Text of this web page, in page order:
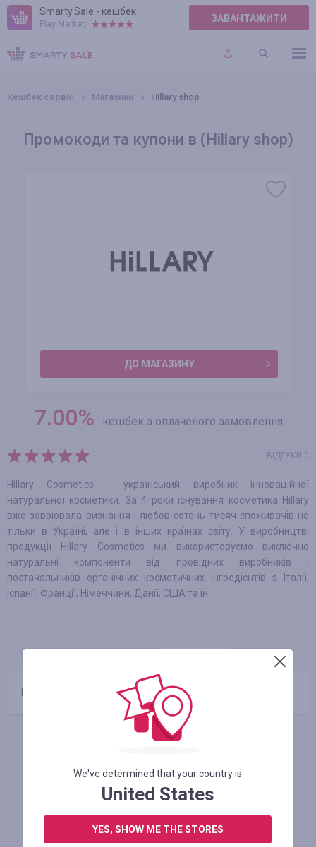
Smarty.Sale - кешбек
Play Market: ЗАВАНТАЖИТИ
ПРАВИЛА
ПЛАГІНИ
Кешбек сервіс Магазини Hillary shop
Промокоди та купони в (Hillary shop)
ДО МАГАЗИНУ
7.00% кешбек з оплаченого замовлення
ВІДГУКИ 0
Hillary Cosmetics - український виробник інноваційної
натуральної косметики. За 4 роки існування косметика Hillary
вже завоювала визнання і любов сотень тисяч споживачів не
тільки в Україні, але і в інших країнах світу. У виробництві
продукції Hillary Cosmetics ми використовуємо виключно
натуральні компоненти від провідних виробників і
постачальників органічних косметичних інгредієнтів з Італії,
Іспанії, Франції, Німеччини, Данії, США та ін.
Схожі магазини
We've determined that your country is
United States
YES, SHOW ME THE STORES